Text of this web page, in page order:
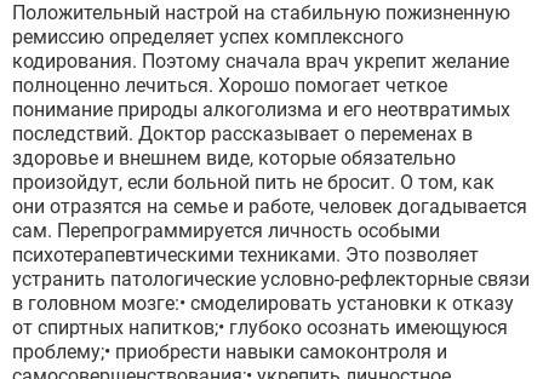
Положительный настрой на стабильную пожизненную
ремиссию определяет успех комплексного
кодирования. Поэтому сначала врач укрепит желание
полноценно лечиться. Хорошо помогает четкое
понимание природы алкоголизма и его неотвратимых
последствий. Доктор рассказывает о переменах в
здоровье и внешнем виде, которые обязательно
произойдут, если больной пить не бросит. О том, как
они отразятся на семье и работе, человек догадывается
сам. Перепрограммируется личность особыми
психотерапевтическими техниками. Это позволяет
устранить патологические условно-рефлекторные связи
в головном мозге:• смоделировать установки к отказу
от спиртных напитков;• глубоко осознать имеющуюся
проблему;• приобрести навыки самоконтроля и